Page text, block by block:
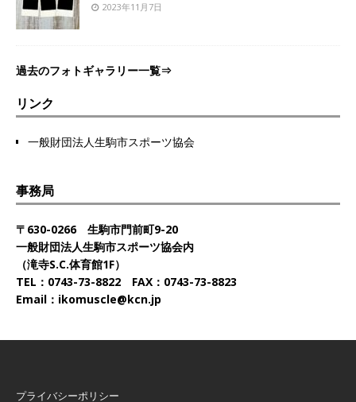
2023年11月7日
過去のフォトギャラリー一覧⇒
リンク
一般財団法人生駒市スポーツ協会
事務局
〒630-0266 生駒市門前町9-20
一般財団法人生駒市スポーツ協会内
（滝寺S.C.体育館1F）
TEL：0743-73-8822 FAX：0743-73-8823
Email：ikomuscle@kcn.jp
プライバシーポリシー